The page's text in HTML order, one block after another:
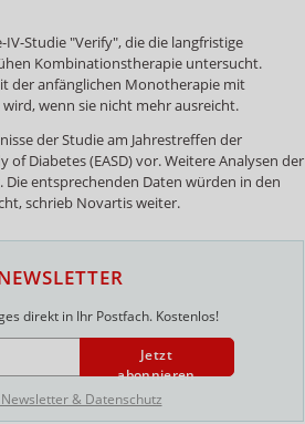
Studie "Verify", die die langfristige
Kombinationstherapie untersucht.
der anfänglichen Monotherapie mit
wenn sie nicht mehr ausreicht.
der Studie am Jahrestreffen der
Diabetes (EASD) vor. Weitere Analysen der
Die entsprechenden Daten würden in den
schrieb Novartis weiter.
direkt in Ihr Postfach. Kostenlos!
Jetzt
abonnieren
& Datenschutz